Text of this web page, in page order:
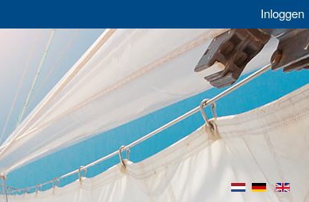
Inloggen
en
de
nl